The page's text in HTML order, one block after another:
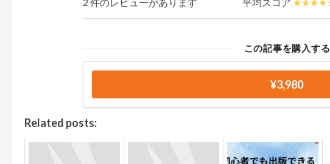
この記事を購入する
¥3,980
Related posts: